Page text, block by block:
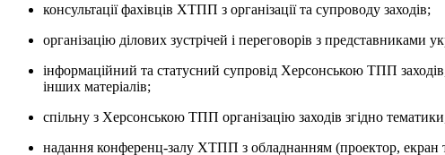
консультації фахівців ХТПП з організації та супроводу заходів;
організацію ділових зустрічей і переговорів з представниками
інформаційний та статусний супровід Херсонською ТПП
інших матеріалів;
спільну з Херсонською ТПП організацію заходів згідно
надання конференц-залу ХТПП з обладнанням (проектор, екран